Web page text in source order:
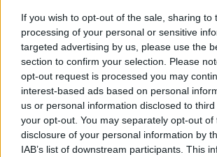
If you wish to opt-out of the sale, sharing to
processing of your personal or sensitive
targeted advertising by us, please use the
section to confirm your selection. Please
opt-out request is processed you may
interest-based ads based on personal
us or personal information disclosed to
your opt-out. You may separately opt-out of
disclosure of your personal information by
IAB’s list of downstream participants. This
brúsnym papierom č. 240 – 280.
maľovaním všetko, čo nechcete
prelepte maskovacou páskou.
ochránite zakrývacou fóliou.
Text a foto Marian Drobnica
Zdroj časopis Urob si sám 8/2018